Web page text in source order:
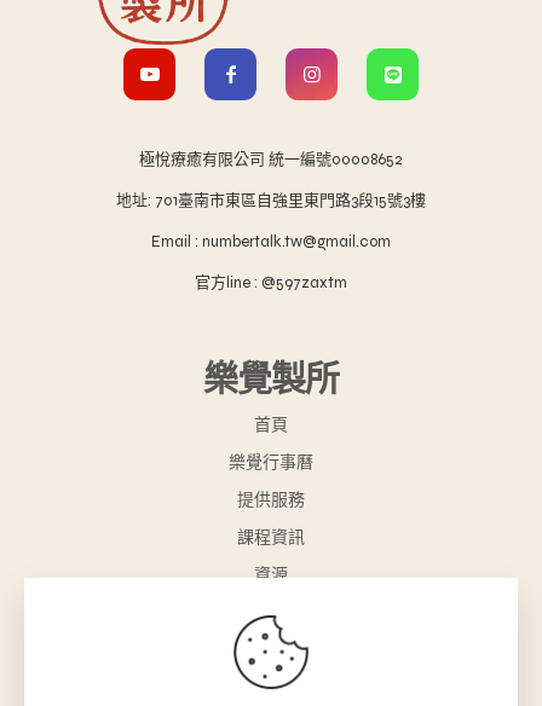
極悅療癒有限公司 統一編號00008652
地址: 701臺南市東區自強里東門路3段15號3樓
Email : numbertalk.tw@gmail.com
官方line : @597zaxtm
樂覺製所
首頁
樂覺行事曆
提供服務
課程資訊
資源
樂覺小舖
聯絡我們
購物車